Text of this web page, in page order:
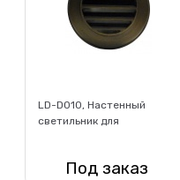
LD-D010, Настенный
светильник для
Под заказ